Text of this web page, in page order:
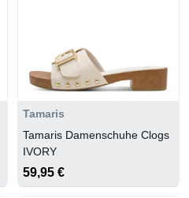
Tamaris
Tamaris Damenschuhe Clogs
IVORY
59,95 €